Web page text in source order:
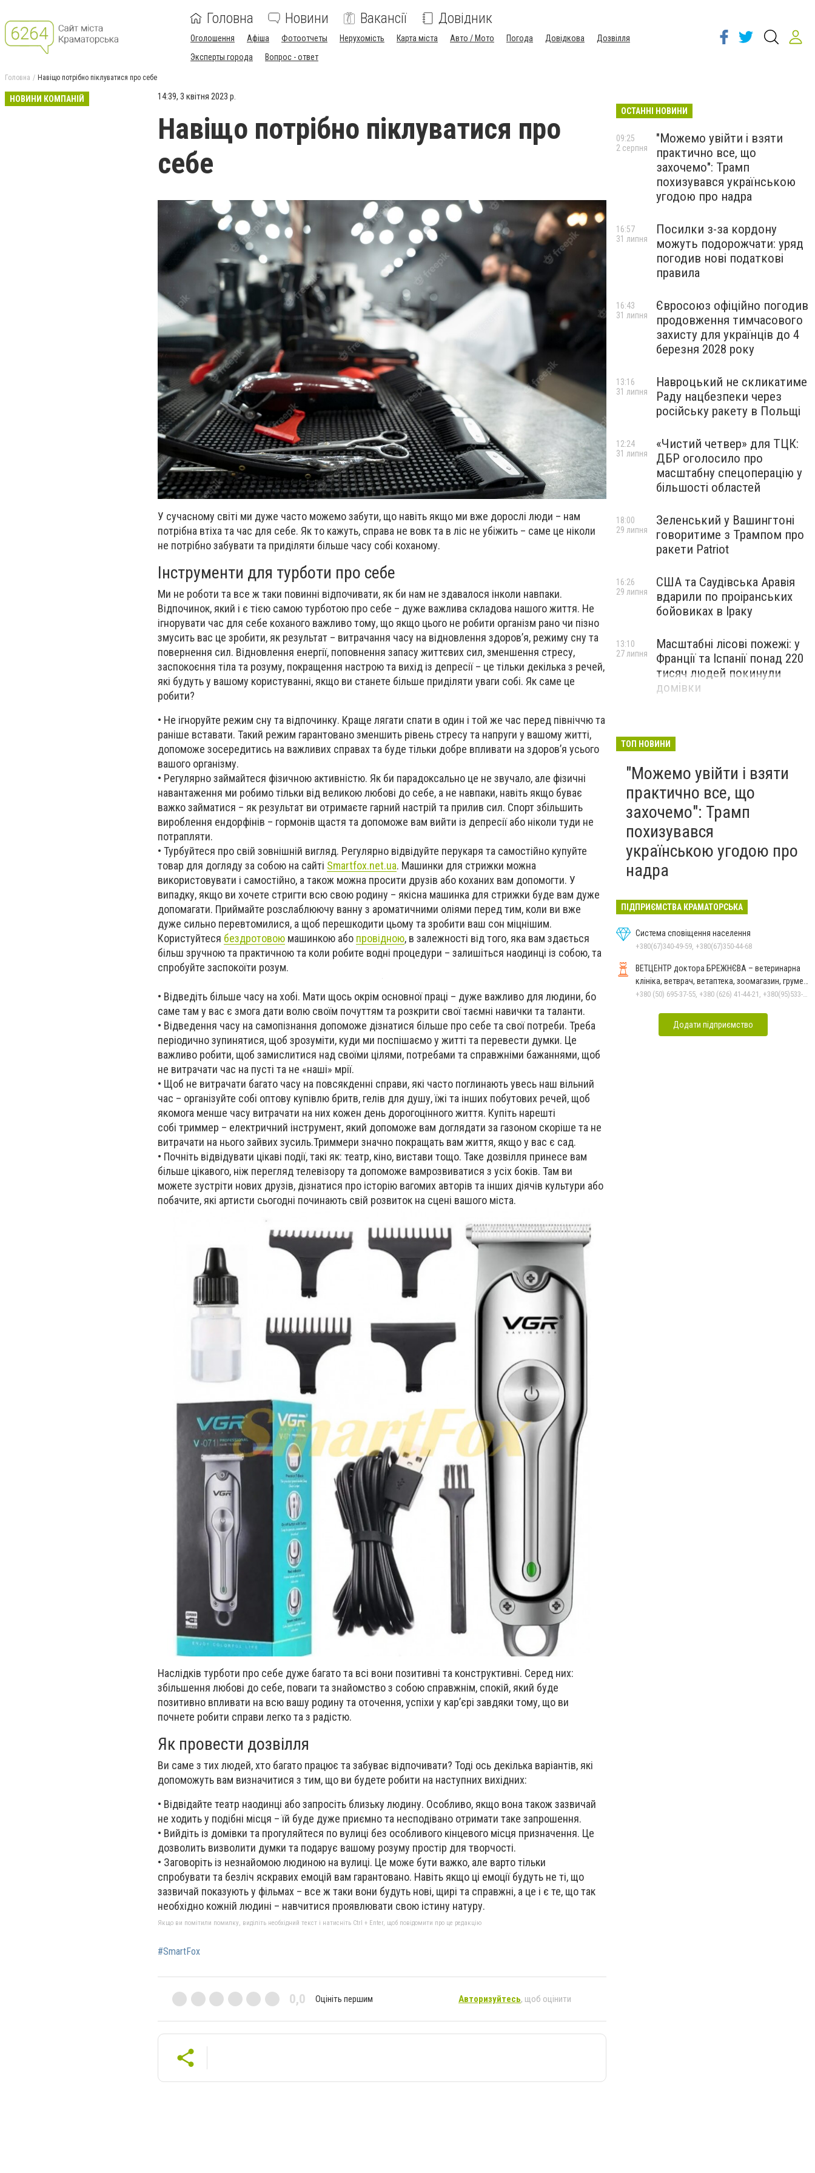
Головна Новини Вакансії Довідник
Оголошення Афіша Фотоотчеты Нерухомість Карта міста Авто / Мото Погода Довідкова
Дозвілля
Эксперты города
Вопрос - ответ
Головна Навіщо потрібно піклуватися про себе
НОВИНИ КОМПАНІЙ 14:39, 3 квітня 2023 р.
Навіщо потрібно піклуватися про
себе
У сучасному світі ми дуже часто можемо забути, що навіть якщо ми вже дорослі люди – нам
потрібна втіха та час для себе. Як то кажуть, справа не вовк та в ліс не убіжить – саме це ніколи
не потрібно забувати та приділяти більше часу собі коханому.
Інструменти для турботи про себе
Ми не роботи та все ж таки повинні відпочивати, як би нам не здавалося інколи навпаки.
Відпочинок, який і є тією самою турботою про себе – дуже важлива складова нашого життя. Не
ігнорувати час для себе коханого важливо тому, що якщо цього не робити організм рано чи пізно
змусить вас це зробити, як результат – витрачання часу на відновлення здоров’я, режиму сну та
повернення сил. Відновлення енергії, поповнення запасу життєвих сил, зменшення стресу,
заспокоєння тіла та розуму, покращення настрою та вихід із депресії – це тільки декілька з речей,
які будуть у вашому користуванні, якщо ви станете більше приділяти уваги собі. Як саме це
робити?
• Не ігноруйте режим сну та відпочинку. Краще лягати спати в один і той же час перед північчю та
раніше вставати. Такий режим гарантовано зменшить рівень стресу та напруги у вашому житті,
допоможе зосередитись на важливих справах та буде тільки добре впливати на здоров’я усього
вашого організму.
• Регулярно займайтеся фізичною активністю. Як би парадоксально це не звучало, але фізичні
навантаження ми робимо тільки від великою любові до себе, а не навпаки, навіть якщо буває
важко займатися – як результат ви отримаєте гарний настрій та прилив сил. Спорт збільшить
вироблення ендорфінів – гормонів щастя та допоможе вам вийти із депресії або ніколи туди не
потрапляти.
• Турбуйтеся про свій зовнішній вигляд. Регулярно відвідуйте перукаря та самостійно купуйте
товар для догляду за собою на сайті Smartfox.net.ua. Машинки для стрижки можна
використовувати і самостійно, а також можна просити друзів або коханих вам допомогти. У
випадку, якщо ви хочете стригти всю свою родину – якісна машинка для стрижки буде вам дуже
допомагати. Приймайте розслаблюючу ванну з ароматичними оліями перед тим, коли ви вже
дуже сильно перевтомилися, а щоб перешкодити цьому та зробити ваш сон міцнішим.
Користуйтеся бездротовою машинкою або провідною, в залежності від того, яка вам здається
більш зручною та практичною та коли робите водні процедури – залишіться наодинці із собою, та
спробуйте заспокоїти розум.
• Відведіть більше часу на хобі. Мати щось окрім основної праці – дуже важливо для людини, бо
саме там у вас є змога дати волю своїм почуттям та розкрити свої таємні навички та таланти.
• Відведення часу на самопізнання допоможе дізнатися більше про себе та свої потреби. Треба
періодично зупинятися, щоб зрозуміти, куди ми поспішаємо у житті та перевести думки. Це
важливо робити, щоб замислитися над своїми цілями, потребами та справжніми бажаннями, щоб
не витрачати час на пусті та не «наші» мрії.
• Щоб не витрачати багато часу на повсякденні справи, які часто поглинають увесь наш вільний
час – організуйте собі оптову купівлю бритв, гелів для душу, їжі та інших побутових речей, щоб
якомога менше часу витрачати на них кожен день дорогоцінного життя. Купіть нарешті
собі триммер – електричний інструмент, який допоможе вам доглядати за газоном скоріше та не
витрачати на нього зайвих зусиль.Триммери значно покращать вам життя, якщо у вас є сад.
• Почніть відвідувати цікаві події, такі як: театр, кіно, вистави тощо. Таке дозвілля принесе вам
більше цікавого, ніж перегляд телевізору та допоможе вамрозвиватися з усіх боків. Там ви
можете зустріти нових друзів, дізнатися про історію вагомих авторів та інших діячів культури або
побачите, які артисти сьогодні починають свій розвиток на сцені вашого міста.
Наслідків турботи про себе дуже багато та всі вони позитивні та конструктивні. Серед них:
збільшення любові до себе, поваги та знайомство з собою справжнім, спокій, який буде
позитивно впливати на всю вашу родину та оточення, успіхи у кар’єрі завдяки тому, що ви
почнете робити справи легко та з радістю.
Як провести дозвілля
Ви саме з тих людей, хто багато працює та забуває відпочивати? Тоді ось декілька варіантів, які
допоможуть вам визначитися з тим, що ви будете робити на наступних вихідних:
• Відвідайте театр наодинці або запросіть близьку людину. Особливо, якщо вона також зазвичай
не ходить у подібні місця – їй буде дуже приємно та несподівано отримати таке запрошення.
• Вийдіть із домівки та прогуляйтеся по вулиці без особливого кінцевого місця призначення. Це
дозволить визволити думки та подарує вашому розуму простір для творчості.
• Заговоріть із незнайомою людиною на вулиці. Це може бути важко, але варто тільки
спробувати та безліч яскравих емоцій вам гарантовано. Навіть якщо ці емоції будуть не ті, що
зазвичай показують у фільмах – все ж таки вони будуть нові, щирі та справжні, а це і є те, що так
необхідно кожній людині – навчитися проявлювати свою істину натуру.
Якщо ви помітили помилку, виділіть необхідний текст і натисніть Ctrl + Enter, щоб повідомити про це редакцію
#SmartFox
0,0 Оцініть першим Авторизуйтесь, щоб оцінити
ОСТАННІ НОВИНИ
"Можемо увійти і взяти
практично все, що
захочемо": Трамп
похизувався українською
угодою про надра
09:25
2 серпня
Посилки з-за кордону
можуть подорожчати: уряд
погодив нові податкові
правила
16:57
31 липня
Євросоюз офіційно погодив
продовження тимчасового
захисту для українців до 4
березня 2028 року
16:43
31 липня
Навроцький не скликатиме
Раду нацбезпеки через
російську ракету в Польщі
13:16
31 липня
«Чистий четвер» для ТЦК:
ДБР оголосило про
масштабну спецоперацію у
більшості областей
12:24
31 липня
Зеленський у Вашингтоні
говоритиме з Трампом про
ракети Patriot
18:00
29 липня
США та Саудівська Аравія
вдарили по проіранських
бойовиках в Іраку
16:26
29 липня
Масштабні лісові пожежі: у
Франції та Іспанії понад 220
тисяч людей покинули
домівки
13:10
27 липня
ТОП НОВИНИ
"Можемо увійти і взяти
практично все, що
захочемо": Трамп
похизувався
українською угодою про
надра
ПІДПРИЄМСТВА КРАМАТОРСЬКА
Система сповіщення населення
+380(67)340-49-59, +380(67)350-44-68
ВЕТЦЕНТР доктора БРЕЖНЄВА – ветеринарна
клініка, ветврач, ветаптека, зоомагазин, грумер,
стрижки.
+380 (50) 695-37-55, +380 (626) 41-44-21, +380(95)533-90-03
Додати підприємство